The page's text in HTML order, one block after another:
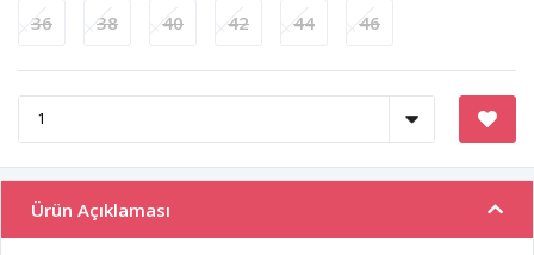
36 38 40 42 44 46
Ürün Açıklaması